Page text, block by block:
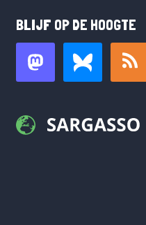
BLIJF OP DE HOOGTE